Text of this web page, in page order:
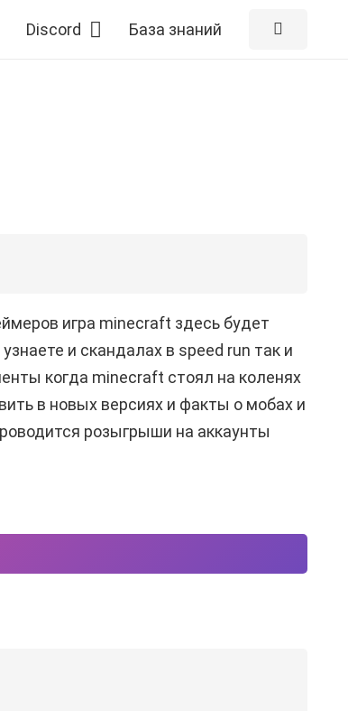
Discord База знаний
игра minecraft здесь будет
и скандалах в speed run так и
когда minecraft стоял на коленях
в новых версиях и факты о мобах и
розыгрыши на аккаунты